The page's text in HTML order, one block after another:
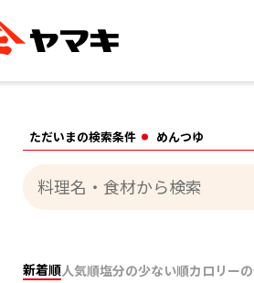
ヤマキ
『めんつゆ』
ヤマキ
割烹白だし®
カテゴリー別
おいしいレシピTOP
汁物レシピ
ただいまの検索条件 めんつゆ
新着順人気順塩分の少ない順カロリー